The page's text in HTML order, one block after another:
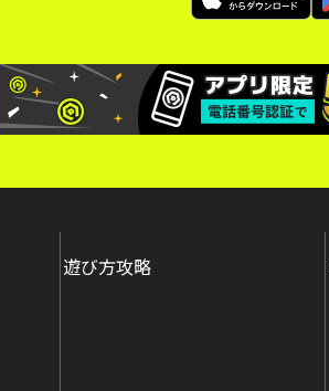
遊び方攻略